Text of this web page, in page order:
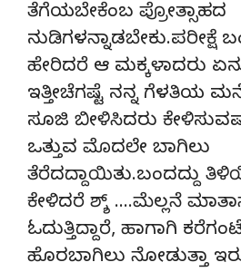
ತೆಗೆಯಬೇಕೆಂಬ ಪ್ರೋತ್ಸಾಹದ
ನುಡಿಗಳನ್ನಾಡಬೇಕು.ಪರೀಕ್ಷೆ
ಹೇರಿದರೆ ಆ ಮಕ್ಕಳಾದರು
ಇತ್ತೀಚೆಗಷ್ಟೆ ನನ್ನ ಗೆಳತಿಯ
ಸೂಜಿ ಬೀಳಿಸಿದರು
ಒತ್ತುವ ಮೊದಲೇ ಬಾಗಿಲು
ತೆರೆದದ್ದಾಯಿತು.ಬಂದದ್ದು
ಕೇಳಿದರೆ ಶ್ಶ್ ….ಮೆಲ್ಲನೆ
ಓದುತ್ತಿದ್ದಾರೆ, ಹಾಗಾಗಿ
ಹೊರಬಾಗಿಲು ನೋಡುತ್ತಾ